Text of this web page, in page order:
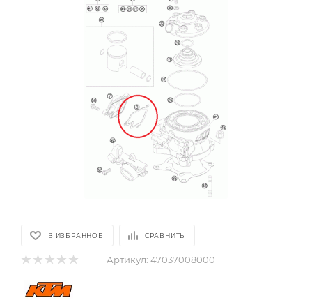
В ИЗБРАННОЕ СРАВНИТЬ
Артикул: 47037008000